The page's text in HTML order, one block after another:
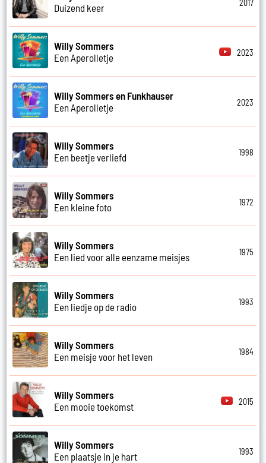
Duizend keer
2017
Willy Sommers
Een Aperolletje
2023
Willy Sommers en Funkhauser
Een Aperolletje
2023
Willy Sommers
Een beetje verliefd
1998
Willy Sommers
Een kleine foto
1972
Willy Sommers
Een lied voor alle eenzame meisjes
1975
Willy Sommers
Een liedje op de radio
1993
Willy Sommers
Een meisje voor het leven
1984
Willy Sommers
Een mooie toekomst
2015
Willy Sommers
Een plaatsje in je hart
1993